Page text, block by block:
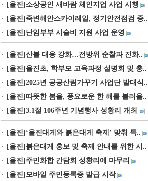
[울진]소상공인 새바람 체인지업 사업 시행
[울진]죽변해안스카이레일, 정기안전점검 중..
[울진]난임부부 시술비 지원 사업 운영
[울진]산불 대응 강화…전방위 순찰과 진화..
[울진]울진초, 학부모 교육과정 설명회 및 총..
[울진]2025년 공공산림가꾸기 사업단 발대식..
[울진]따뜻한 봄을, 풍요로운 한 해를 불러올..
[울진]3.1절 106주년 기념행사 성황리 개최
[울진]‘울진대게와 붉은대게 축제’ 맞춰 특..
[울진]붉은대게 홍보 및 축제 안내를 위한 시..
[울진]주민화합 간담회 성황리에 마무리
[울진]모바일 주민등록증 발급 시작